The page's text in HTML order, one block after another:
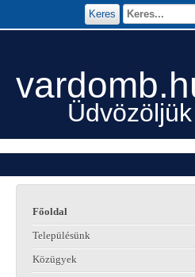
Keres
Főoldal
Településünk
Közügyek